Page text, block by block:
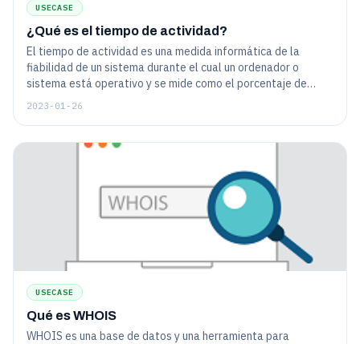
USECASE
¿Qué es el tiempo de actividad?
El tiempo de actividad es una medida informática de la
fiabilidad de un sistema durante el cual un ordenador o
sistema está operativo y se mide como el porcentaje de
tiempo.
2023-01-26
USECASE
Qué es WHOIS
WHOIS es una base de datos y una herramienta para